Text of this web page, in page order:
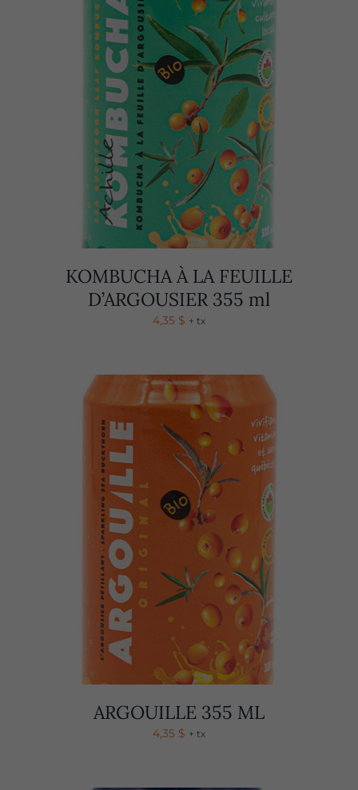
KOMBUCHA À LA FEUILLE
D’ARGOUSIER 355 ml
4,35 $ + tx
ARGOUILLE 355 ML
4,35 $ + tx